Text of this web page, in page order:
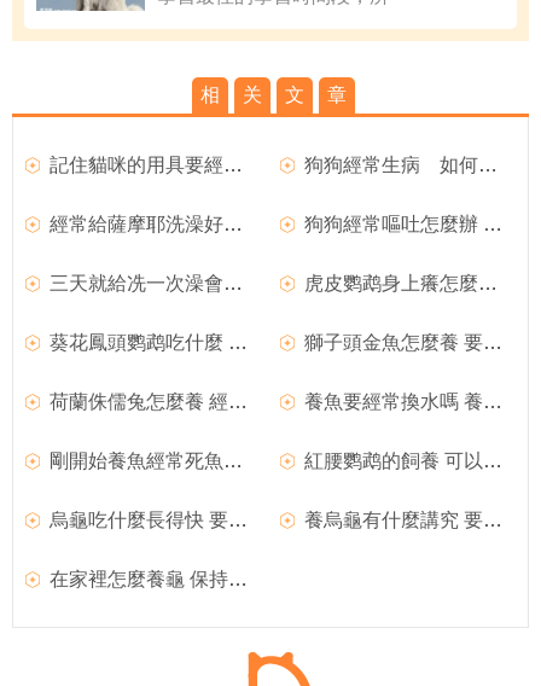
相 关 文 章
記住貓咪的用具要經常消毒 狗狗經常生病 如何提高狗狗免疫力
經常給薩摩耶洗澡好不好 經常給薩摩耶洗澡危害 狗狗經常嘔吐怎麼辦 狗狗嘔吐的治療方法介紹
三天就給冼一次澡會不會太經常了？ 虎皮鹦鹉身上癢怎麼辦 經常保持環境清潔
葵花鳳頭鹦鹉吃什麼 經常搭配蔬果類喂食 獅子頭金魚怎麼養 要經常換水
荷蘭侏儒兔怎麼養 經常給它們梳理毛發 養魚要經常換水嗎 養魚的水怎麼處理最好
剛開始養魚經常死魚怎麼辦 注意4點易致死亡 紅腰鹦鹉的飼養 可以經常幫它們沐浴或噴水
烏龜吃什麼長得快 要經常搭配喂養才長得快 養烏龜有什麼講究 要經常更換飼養池的水
在家裡怎麼養龜 保持水質清潔經常換水